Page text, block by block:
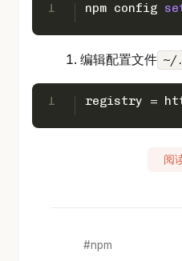
1 npm config
编辑配置文件 ~/
1 registry =
阅
npm